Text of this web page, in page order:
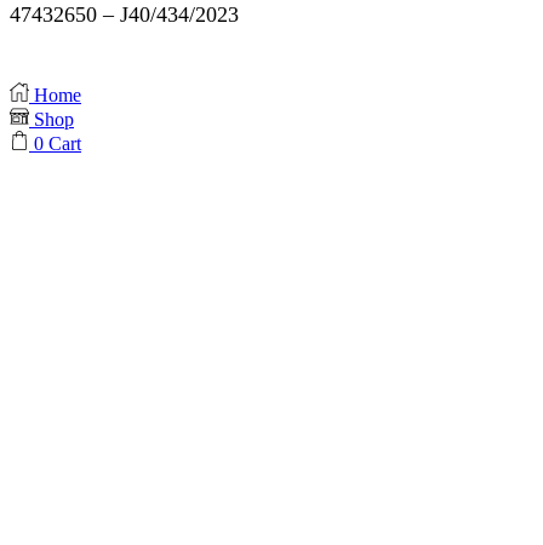
47432650 – J40/434/2023
Home
Shop
0 Cart